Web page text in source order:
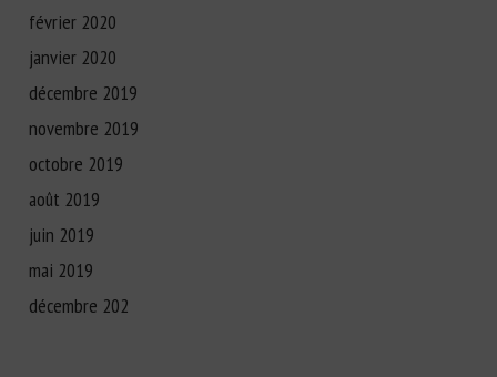
février 2020
janvier 2020
décembre 2019
novembre 2019
octobre 2019
août 2019
juin 2019
mai 2019
décembre 202